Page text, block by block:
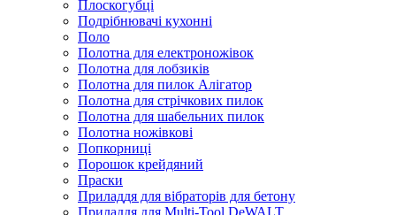
Плоскогубці
Подрібнювачі кухонні
Поло
Полотна для електроножівок
Полотна для лобзиків
Полотна для пилок Алігатор
Полотна для стрічкових пилок
Полотна для шабельних пилок
Полотна ножівкові
Попкорниці
Порошок крейдяний
Праски
Приладдя для вібраторів для бетону
Приладдя для Multi-Tool DeWALT